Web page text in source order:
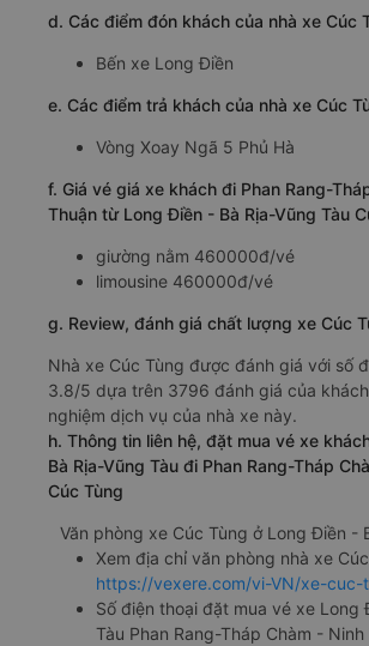
d. Các điểm đón khách của nhà xe Cúc
Bến xe Long Điền
e. Các điểm trả khách của nhà xe Cúc
Vòng Xoay Ngã 5 Phủ Hà
f. Giá vé giá xe khách đi Phan Rang-
Thuận từ Long Điền - Bà Rịa-Vũng Tàu
giường nằm 460000đ/vé
limousine 460000đ/vé
g. Review, đánh giá chất lượng xe Cúc
Nhà xe Cúc Tùng được đánh giá với số
3.8/5 dựa trên 3796 đánh giá của
nghiệm dịch vụ của nhà xe này.
h. Thông tin liên hệ, đặt mua vé xe
Bà Rịa-Vũng Tàu đi Phan Rang-Tháp
Cúc Tùng
Văn phòng xe Cúc Tùng ở Long Điền -
Xem địa chỉ văn phòng nhà xe
https://vexere.com/vi-VN/xe-cuc-
Số điện thoại đặt mua vé xe Long
Tàu Phan Rang-Tháp Chàm - Ninh